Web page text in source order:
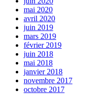
mai 2020
avril 2020
juin 2019
mars 2019
février 2019
juin 2018
mai 2018
janvier 2018
novembre 2017
octobre 2017